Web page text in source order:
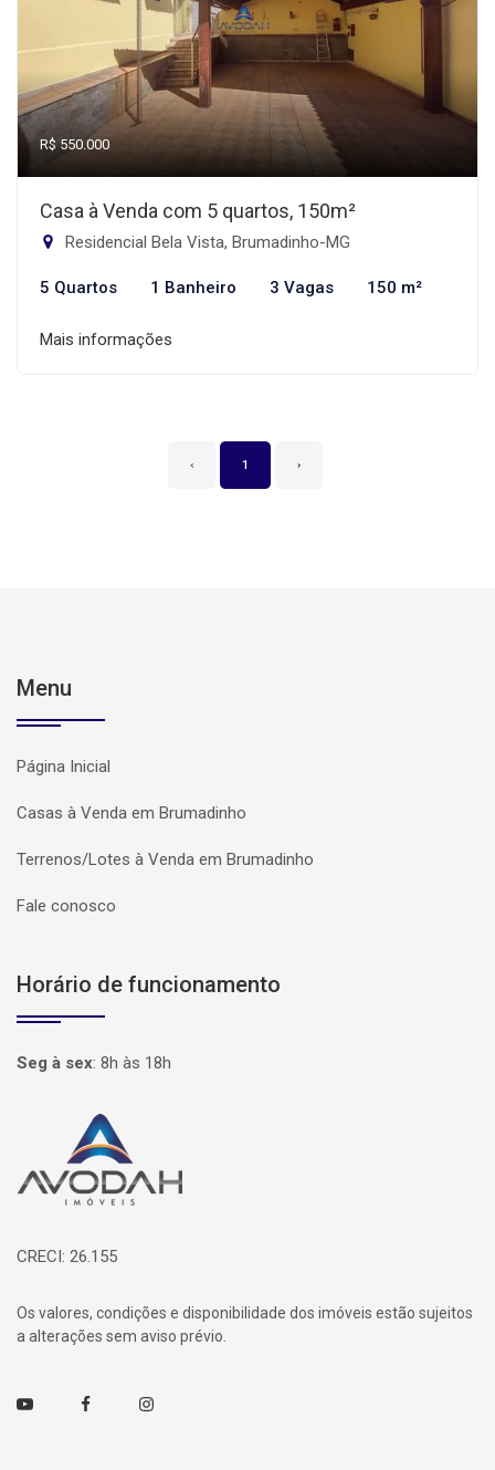
R$ 550.000
Casa à Venda com 5 quartos, 150m²
Residencial Bela Vista, Brumadinho-MG
5 Quartos 1 Banheiro 3 Vagas 150 m²
Mais informações
‹ 1 ›
Menu
Página Inicial
Casas à Venda em Brumadinho
Terrenos/Lotes à Venda em Brumadinho
Fale conosco
Horário de funcionamento
Seg à sex: 8h às 18h
Página inicial
CRECI: 26.155
Os valores, condições e disponibilidade dos imóveis estão sujeitos
a alterações sem aviso prévio.
Youtube FacebookInstagram